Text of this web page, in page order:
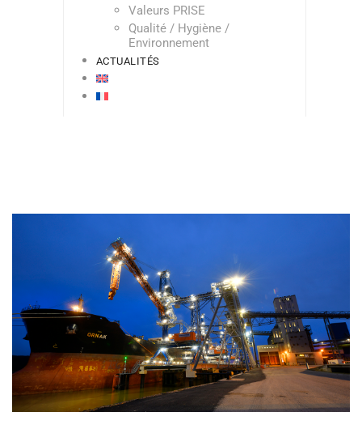
Valeurs PRISE
Qualité / Hygiène /
Environnement
ACTUALITÉS